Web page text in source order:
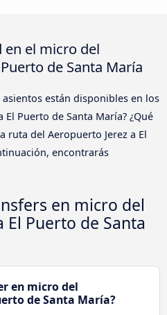
en el micro del
de Santa María
asientos están disponibles en los
Puerto de Santa María? ¿Qué
ruta del Aeropuerto Jerez a El
encontrarás
en micro del
Puerto de Santa
en micro del
de Santa María?